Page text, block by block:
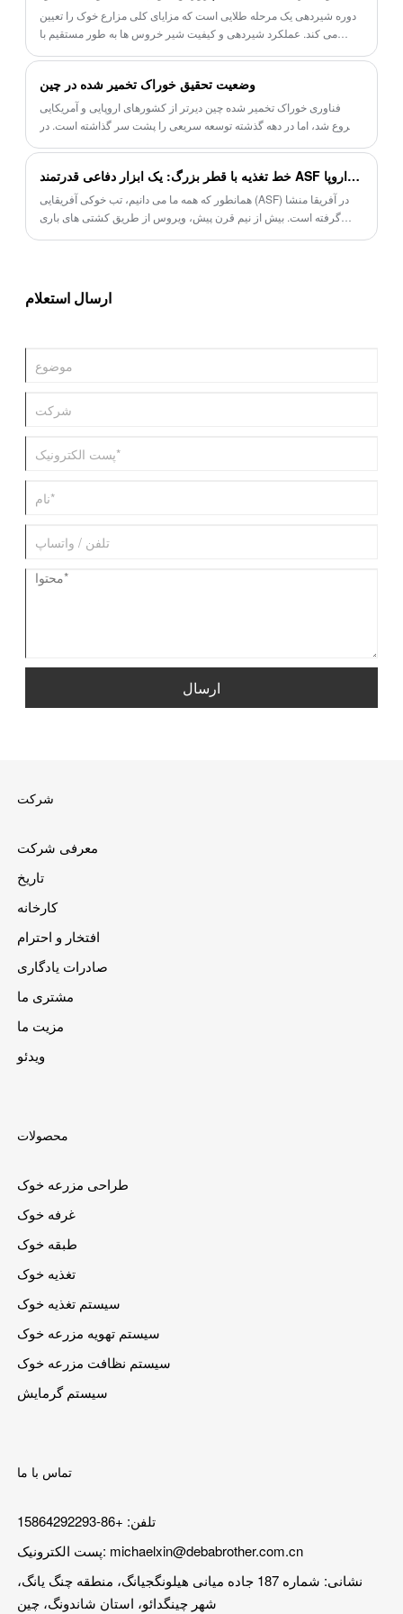
بالا برای مزارع خوک را بررسی کنید.
دوره شیردهی یک مرحله طلایی است که مزایای کلی مزارع خوک را تعیین
می کند. عملکرد شیردهی و کیفیت شیر ​​خروس ها به طور مستقیم با
وضعیت تحقیق خوراک تخمیر شده در چین
فناوری خوراک تخمیر شده چین دیرتر از کشورهای اروپایی و آمریکایی
شروع شد، اما در دهه گذشته توسعه سریعی را پشت سر گذاشته است. در
می‌دهند. فناوری خوراک تخمیر شده میکروبی به عنوان یک کانون تحقیقاتی
جدید در دامداری پدیدار شده است.
خط تغذیه با قطر بزرگ: یک ابزار دفاعی قدرتمند ASF وارد شده از اروپا
همانطور که همه ما می دانیم، تب خوکی آفریقایی (ASF) در آفریقا منشا
گرفته است. بیش از نیم قرن پیش، ویروس از طریق کشتی های باری
تا به امروز، اروپای غربی به طور کامل بیماری تب خوکی آفریقایی را ریشه
کن کرده است. بنابراین، تولیدکنندگان اروپایی با تجربه ترین مربیان در
ارسال استعلام
ارسال
شرکت
معرفی شرکت
تاریخ
کارخانه
افتخار و احترام
صادرات یادگاری
مشتری ما
مزیت ما
ویدئو
محصولات
طراحی مزرعه خوک
غرفه خوک
طبقه خوک
تغذیه خوک
سیستم تغذیه خوک
سیستم تهویه مزرعه خوک
سیستم نظافت مزرعه خوک
سیستم گرمایش
تماس با ما
تلفن: +86-15864292293
پست الکترونیک: michaelxin@debabrother.com.cn
نشانی: شماره 187 جاده میانی هیلونگجیانگ، منطقه چنگ یانگ،
شهر چینگدائو، استان شاندونگ، چین